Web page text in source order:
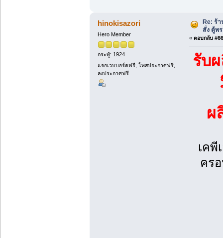
hinokisazori
Hero Member
กระทู้: 1924
แจกเวบบอร์ดฟรี, โพสประกาศฟรี,
ลงประกาศฟรี
Re: ร้
สั่ง ตู้พ
« ตอบกลับ
รับ
ผ
เค
คร